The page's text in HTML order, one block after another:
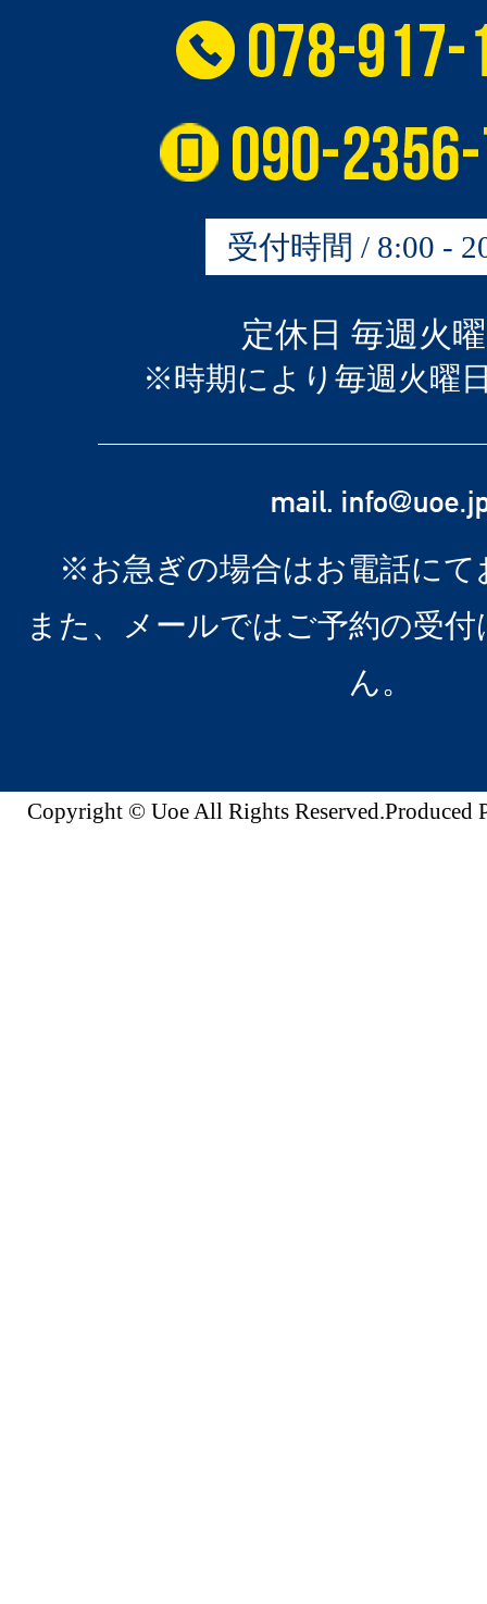
受付時間 / 8:00 -
定休日 毎週火
※時期により毎週火曜
※お急ぎの場合はお電話にて
また、メールではご予約の受
ん。
Copyright © Uoe All Rights Reserved.Produced